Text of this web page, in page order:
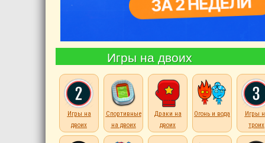
Игры на двоих
Игры на
двоих
Спортивные
на двоих
Драки на
двоих
Огонь и вода
Игры
троих